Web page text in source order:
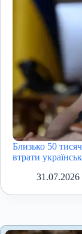
Близько 50
втрати
31.07.2026